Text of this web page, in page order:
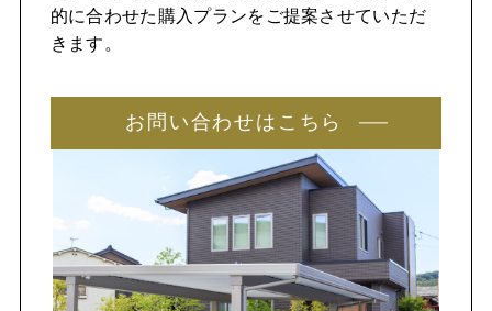
的に合わせた購入プランをご提案させていただ
きます。
お問い合わせはこちら